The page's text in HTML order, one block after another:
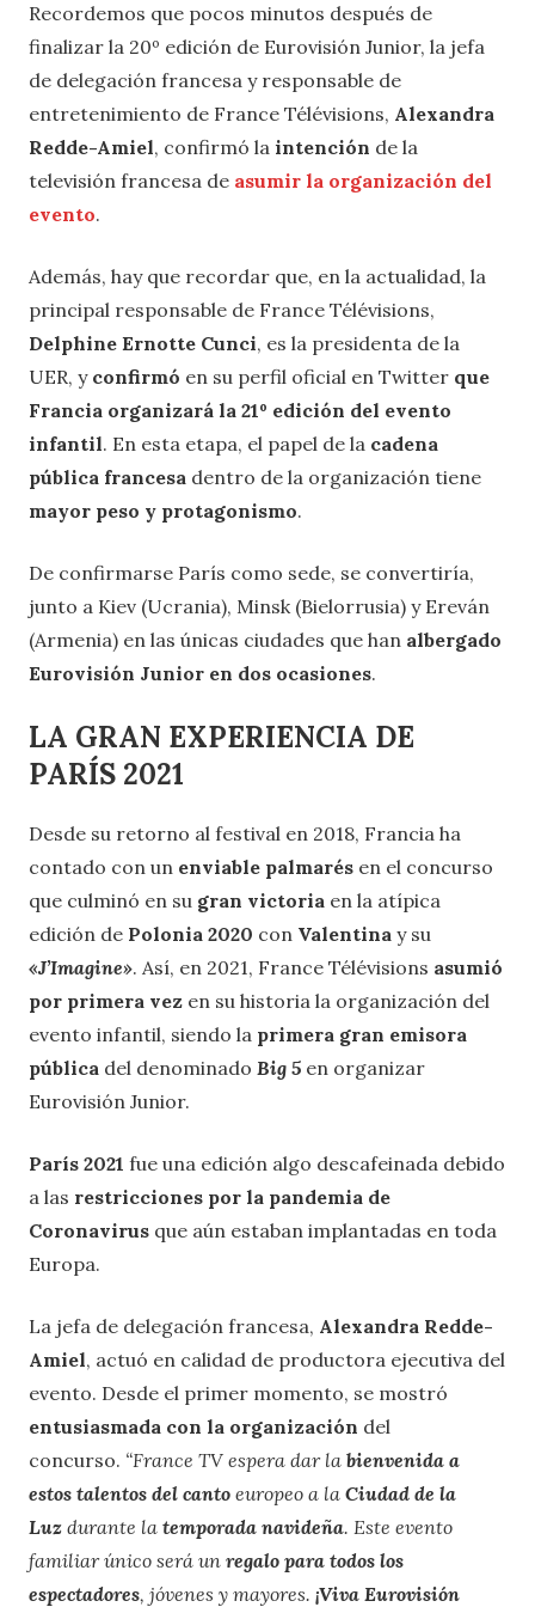
Recordemos que pocos minutos después de
finalizar la 20º edición de Eurovisión Junior, la jefa
de delegación francesa y responsable de
entretenimiento de France Télévisions, Alexandra
Redde-Amiel, confirmó la intención de la
televisión francesa de asumir la organización del
evento.
Además, hay que recordar que, en la actualidad, la
principal responsable de France Télévisions,
Delphine Ernotte Cunci, es la presidenta de la
UER, y confirmó en su perfil oficial en Twitter que
Francia organizará la 21º edición del evento
infantil. En esta etapa, el papel de la cadena
pública francesa dentro de la organización tiene
mayor peso y protagonismo.
De confirmarse París como sede, se convertiría,
junto a Kiev (Ucrania), Minsk (Bielorrusia) y Ereván
(Armenia) en las únicas ciudades que han albergado
Eurovisión Junior en dos ocasiones.
LA GRAN EXPERIENCIA DE
PARÍS 2021
Desde su retorno al festival en 2018, Francia ha
contado con un enviable palmarés en el concurso
que culminó en su gran victoria en la atípica
edición de Polonia 2020 con Valentina y su
«J’Imagine». Así, en 2021, France Télévisions asumió
por primera vez en su historia la organización del
evento infantil, siendo la primera gran emisora
pública del denominado Big 5 en organizar
Eurovisión Junior.
París 2021 fue una edición algo descafeinada debido
a las restricciones por la pandemia de
Coronavirus que aún estaban implantadas en toda
Europa.
La jefa de delegación francesa, Alexandra Redde-
Amiel, actuó en calidad de productora ejecutiva del
evento. Desde el primer momento, se mostró
entusiasmada con la organización del
concurso. “France TV espera dar la bienvenida a
estos talentos del canto europeo a la Ciudad de la
Luz durante la temporada navideña. Este evento
familiar único será un regalo para todos los
espectadores, jóvenes y mayores. ¡Viva Eurovisión